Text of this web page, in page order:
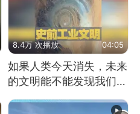
8.4万 次播放 04:05
如果人类今天消失，未来
的文明能不能发现我们存